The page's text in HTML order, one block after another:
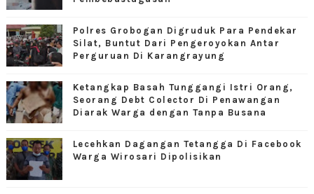
Polres Grobogan Digruduk Para Pendekar
Silat, Buntut Dari Pengeroyokan Antar
Perguruan Di Karangrayung
Ketangkap Basah Tunggangi Istri Orang,
Seorang Debt Colector Di Penawangan
Diarak Warga dengan Tanpa Busana
Lecehkan Dagangan Tetangga Di Facebook
Warga Wirosari Dipolisikan